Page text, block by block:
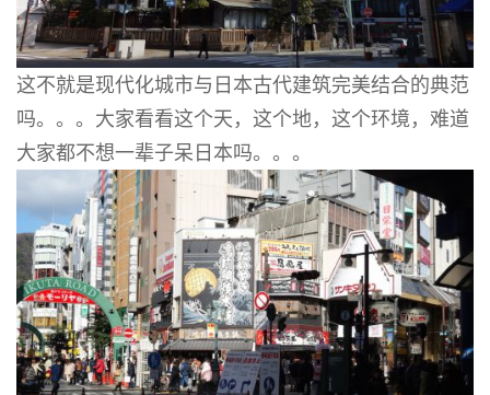
这不就是现代化城市与日本古代建筑完美结合的典范
吗。。。大家看看这个天，这个地，这个环境，难道
大家都不想一辈子呆日本吗。。。